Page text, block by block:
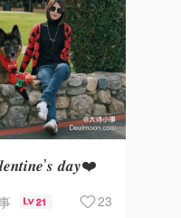
𝒅𝒂𝒚❤️
21 23